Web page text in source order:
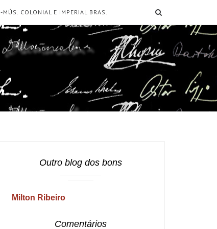
-MÚS. COLONIAL E IMPERIAL BRAS.
Outro blog dos bons
Milton Ribeiro
Comentários